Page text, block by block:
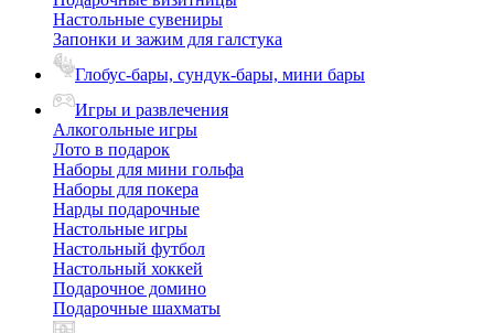
Настольные сувениры
Запонки и зажим для галстука
Глобус-бары, сундук-бары, мини бары
Игры и развлечения
Алкогольные игры
Лото в подарок
Наборы для мини гольфа
Наборы для покера
Нарды подарочные
Настольные игры
Настольный футбол
Настольный хоккей
Подарочное домино
Подарочные шахматы